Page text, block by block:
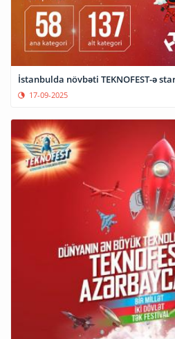
İstanbulda növbəti TEKNOFEST-ə
17-09-2025